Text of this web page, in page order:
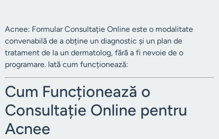
Acnee: Formular Consultație Online este o modalitate
convenabilă de a obține un diagnostic și un plan de
tratament de la un dermatolog, fără a fi nevoie de o
programare. Iată cum funcționează:
Cum Funcționează o
Consultație Online pentru
Acnee